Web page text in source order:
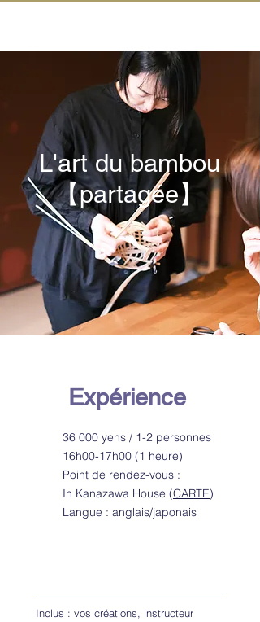
L'art du bambou
【partagée】
Expérience
36 000 yens / 1-2 personnes
16h00-17h00 (1 heure)
Point de rendez-vous :
In Kanazawa House (CARTE)
Langue : anglais/japonais
Inclus : vos créations, instructeur